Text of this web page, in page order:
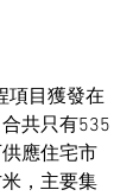
項目獲發在
共只有535
應住宅市
，主要集